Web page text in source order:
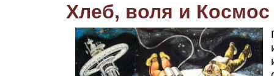
Хлеб, воля и Космос